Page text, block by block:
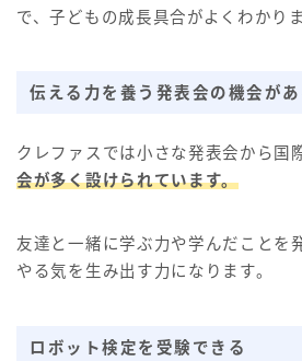
で、子どもの成長具合がよくわかりま
伝える力を養う発表会の機会があ
クレファスでは小さな発表会から国
会が多く設けられています。
友達と一緒に学ぶ力や学んだことを
やる気を生み出す力になります。
ロボット検定を受験できる